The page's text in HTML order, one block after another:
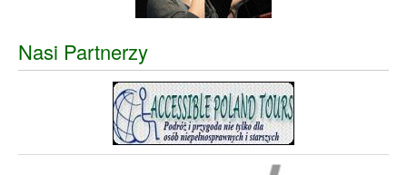
Nasi Partnerzy